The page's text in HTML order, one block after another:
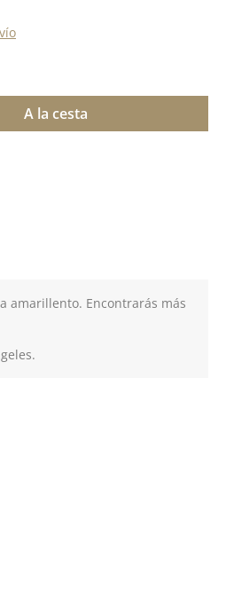
la cantidad
A la cesta
amarillento. Encontrarás más